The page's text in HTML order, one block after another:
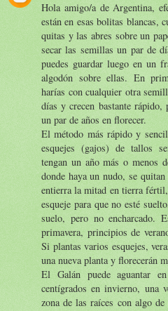
Hola amigo/a de Argentina,
están en esas bolitas blancas,
quitas y las abres sobre un
secar las semillas un par de
puedes guardar luego en un
algodón sobre ellas. En
harías con cualquier otra
días y crecen bastante rápido,
un par de años en florecer.
El método más rápido y
esquejes (gajos) de tallos
tengan un año más o menos
donde haya un nudo, se
entierra la mitad en tierra
esqueje para que no esté
suelo, pero no encharcado.
primavera, principios de
Si plantas varios esquejes,
una nueva planta y florecerán
El Galán puede aguantar
centígrados en invierno, una
zona de las raíces con algo